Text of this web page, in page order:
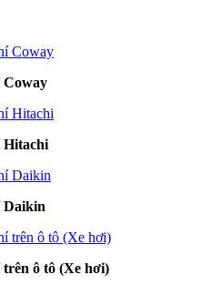
Coway
Hitachi
Daikin
ô tô (Xe hơi)